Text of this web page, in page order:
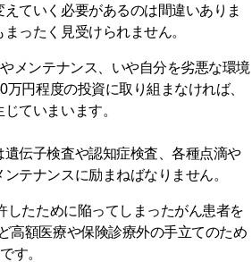
ていく必要があるのは間違いありま
ったく見受けられません。
メンテナンス、いや自分を劣悪な環境
円程度の投資に取り組まなければ、
ていまいます。
伝子検査や認知症検査、各種点滴や
テナンスに励まねばなりません。
したために陥ってしまったがん患者を
高額医療や保険診療外の手立てのため
す。